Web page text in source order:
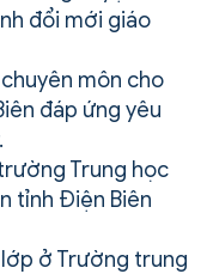
đổi mới giáo
môn cho
đáp ứng yêu
Trung học
tỉnh Điện Biên
ở Trường trung